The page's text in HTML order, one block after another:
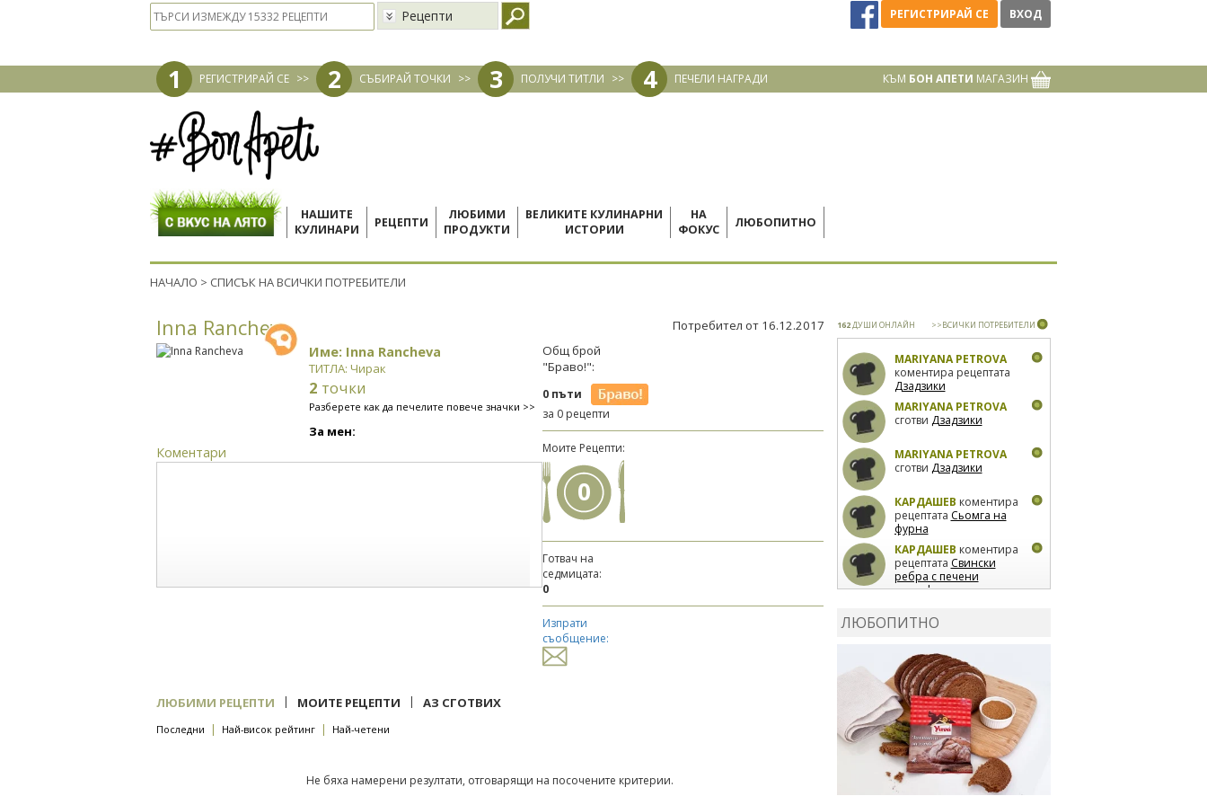
Рецепти РЕГИСТРИРАЙ СЕ ВХОД
1 РЕГИСТРИРАЙ СЕ >> 2 СЪБИРАЙ ТОЧКИ >> 3 ПОЛУЧИ ТИТЛИ >> 4 ПЕЧЕЛИ НАГРАДИ КЪМ БОН АПЕТИ МАГАЗИН
НАШИТЕ
КУЛИНАРИ
РЕЦЕПТИ
ЛЮБИМИ
ПРОДУКТИ
ВЕЛИКИТЕ КУЛИНАРНИ
ИСТОРИИ
НА
ФОКУС
ЛЮБОПИТНО
НАЧАЛО > СПИСЪК НА ВСИЧКИ ПОТРЕБИТЕЛИ
Inna Rancheva Потребител от 16.12.2017
Име: Inna Rancheva
ТИТЛА: Чирак
2 точки
Разберете как да печелите повече значки >>
За мен:
Коментари
Общ брой
"Браво!":
0 пъти
за 0 рецепти
Моите Рецепти:
0
Готвач на
седмицата:
0
Изпрати
съобщение:
ЛЮБИМИ РЕЦЕПТИ | МОИТЕ РЕЦЕПТИ | АЗ СГОТВИХ
Последни | Най-висок рейтинг | Най-четени
Не бяха намерени резултати, отговарящи на посочените критерии.
162ДУШИ ОНЛАЙН >>ВСИЧКИ ПОТРЕБИТЕЛИ
MARIYANA PETROVA
коментира рецептата
Дзадзики
MARIYANA PETROVA
сготви Дзадзики
MARIYANA PETROVA
сготви Дзадзики
КАРДАШЕВ коментира
рецептата Сьомга на
фурна
КАРДАШЕВ коментира
рецептата Свински
ребра с печени
картофи
лимон
коментира рецептата
Киноа със зеленчуци
ЛЮБОПИТНО